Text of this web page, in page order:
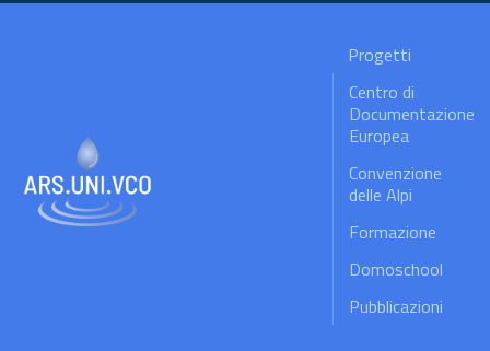
Progetti
Centro di
Documentazione
Europea
Convenzione
delle Alpi
Formazione
Domoschool
Pubblicazioni